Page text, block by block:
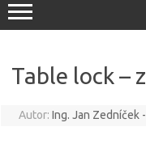
Table lock –
Autor: Ing. Jan Zedníček